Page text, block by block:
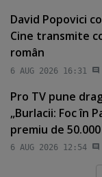
David Popovici
Cine transmite
român
6 AUG 2026 16:31
Pro TV pune
„Burlacii: Foc în
premiu de
6 AUG 2026 12:54